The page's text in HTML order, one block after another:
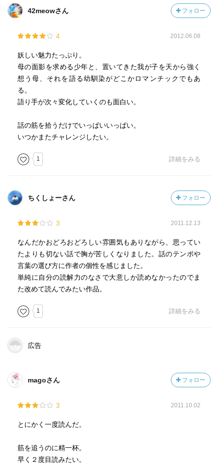
42meowさん フォロー
4 2012.06.08
妖しい魅力たっぷり。
母の面影を求める少年と、置いてきた我が子を天から強く
想う母、それを語る幼馴染がどこかロマンチックでもあ
る。
語り手が次々変化していくのも面白い。
話の筋を拾うだけでいっぱいいっぱい。
いつかまたチャレンジしたい。
1 詳細をみる
ちくしょーさん フォロー
3 2011.12.13
なんだかおどろおどろしい雰囲気もありながら、思ってい
たよりも切ない話で胸が苦しくなりました。話のテンポや
言葉の選び方に作者の個性を感じました。
単純に自分の読解力のなさで大意しか読めなかったのでま
た改めて読んでみたい作品。
1 詳細をみる
広告
magoさん フォロー
3 2011.10.02
とにかく一度読んだ。
筋を追うのに精一杯。
早く２度目読みたい。